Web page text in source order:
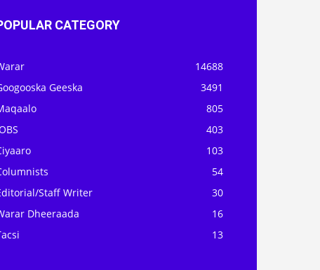
Geeska
3491
805
403
103
54
Staff Writer
30
Dheeraada
16
13